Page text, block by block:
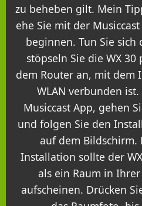
zu beheben gilt. Mein
ehe Sie mit der
beginnen. Tun Sie sich
stöpseln Sie die WX 30
dem Router an, mit dem
WLAN verbunden
Musiccast App, gehen
und folgen Sie den
auf dem Bildschirm.
Installation sollte der
als ein Raum in
aufscheinen. Drücken